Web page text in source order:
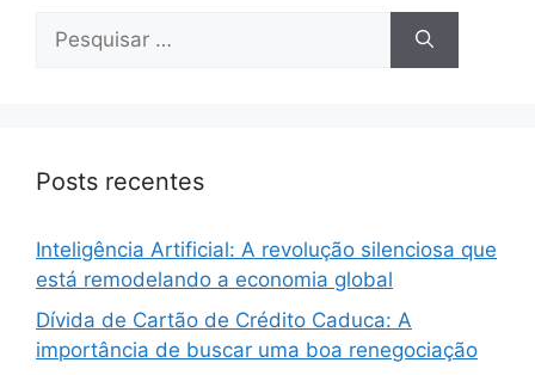
Pesquisar
Posts recentes
Inteligência Artificial: A revolução silenciosa que
está remodelando a economia global
Dívida de Cartão de Crédito Caduca: A
importância de buscar uma boa renegociação